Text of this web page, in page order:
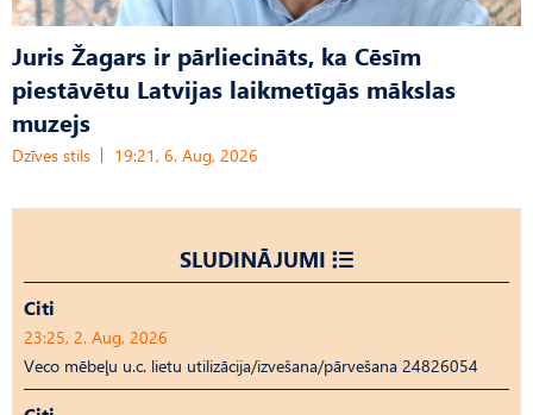
Juris Žagars ir pārliecināts, ka Cēsīm
piestāvētu Latvijas laikmetīgās mākslas
muzejs
Dzīves stils 19:21, 6. Aug, 2026
SLUDINĀJUMI
Citi
23:25, 2. Aug, 2026
Veco mēbeļu u.c. lietu utilizācija/izvešana/pārvešana 24826054